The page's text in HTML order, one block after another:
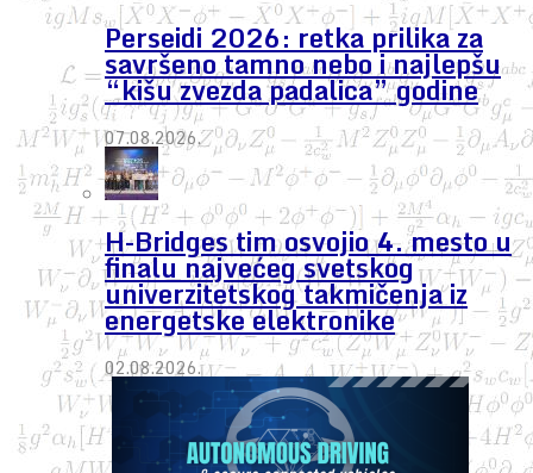
Perseidi 2026: retka prilika za
savršeno tamno nebo i najlepšu
“kišu zvezda padalica” godine
07.08.2026.
H-Bridges tim osvojio 4. mesto u
finalu najvećeg svetskog
univerzitetskog takmičenja iz
energetske elektronike
02.08.2026.